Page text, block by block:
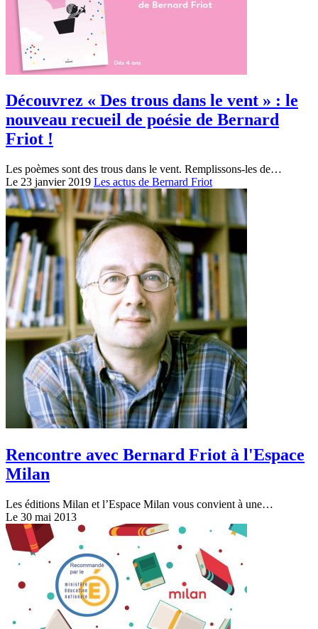
Découvrez « Des trous dans le vent » : le
nouveau recueil de poésie de Bernard
Friot !
Les poèmes sont des trous dans le vent. Remplissons-les de…
Le 23 janvier 2019 Les actus de Bernard Friot
Rencontre avec Bernard Friot à l'Espace
Milan
Les éditions Milan et l’Espace Milan vous convient à une…
Le 30 mai 2013